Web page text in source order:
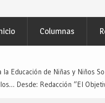
Columnas
la Educación de Niñas y Niños
Desde: Redacción “El